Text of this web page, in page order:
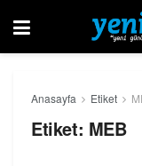
Anasayfa Etiket
Etiket: MEB